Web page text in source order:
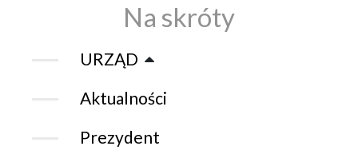
Na skróty
URZĄD
Aktualności
Prezydent